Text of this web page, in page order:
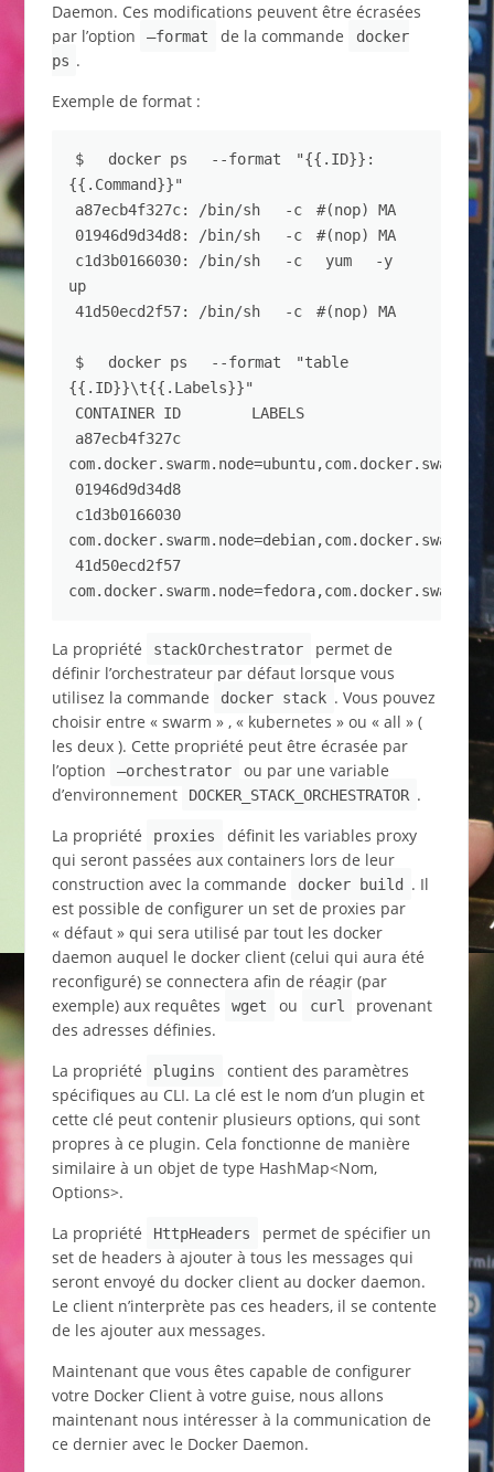
Daemon. Ces modifications peuvent être écrasées
par l’option
–format de la commande
docker
ps .
Exemple de format :
$ docker ps --format
"{{.ID}}:
{{.Command}}"
a87ecb4f327c: /bin/sh
-c
#(nop) MA
01946d9d34d8: /bin/sh
-c
#(nop) MA
c1d3b0166030: /bin/sh
-c yum
-y
up
41d50ecd2f57: /bin/sh
-c #(nop) MA
$ docker ps --format
"table
{{.ID}}\t{{.Labels}}"
CONTAINER ID        LABELS
a87ecb4f327c
01946d9d34d8
c1d3b0166030
41d50ecd2f57
La propriété stackOrchestrator
permet de
définir l’orchestrateur par défaut lorsque vous
utilisez la commande
docker stack . Vous pouvez
choisir entre « swarm » , « kubernetes » ou « all » (
les deux ). Cette propriété peut être écrasée par
l’option
–orchestrator
ou par une variable
d’environnement
DOCKER_STACK_ORCHESTRATOR .
La propriété
proxies
définit les variables proxy
qui seront passées aux containers lors de leur
construction avec la commande
docker build
. Il
est possible de configurer un set de proxies par
« défaut » qui sera utilisé par tout les docker
daemon auquel le docker client (celui qui aura été
reconfiguré) se connectera afin de réagir (par
exemple) aux requêtes
wget ou curl
provenant
des adresses définies.
La propriété
plugins
contient des paramètres
spécifiques au CLI. La clé est le nom d’un plugin et
cette clé peut contenir plusieurs options, qui sont
propres à ce plugin. Cela fonctionne de manière
similaire à un objet de type HashMap<Nom,
Options>.
La propriété
HttpHeaders
permet de spécifier un
set de headers à ajouter à tous les messages qui
seront envoyé du docker client au docker daemon.
Le client n’interprète pas ces headers, il se contente
de les ajouter aux messages.
Maintenant que vous êtes capable de configurer
votre Docker Client à votre guise, nous allons
maintenant nous intéresser à la communication de
ce dernier avec le Docker Daemon.